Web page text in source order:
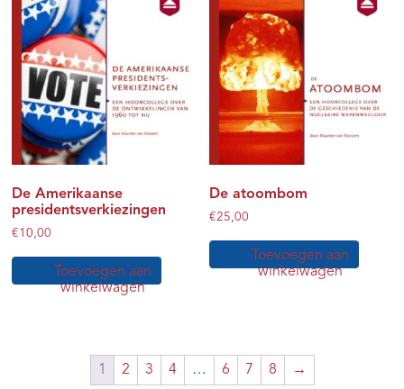
De Amerikaanse
presidentsverkiezingen
€10,00
Toevoegen aan
winkelwagen
De atoombom
€25,00
Toevoegen aan
winkelwagen
1 2 3 4 … 6 7 8 →